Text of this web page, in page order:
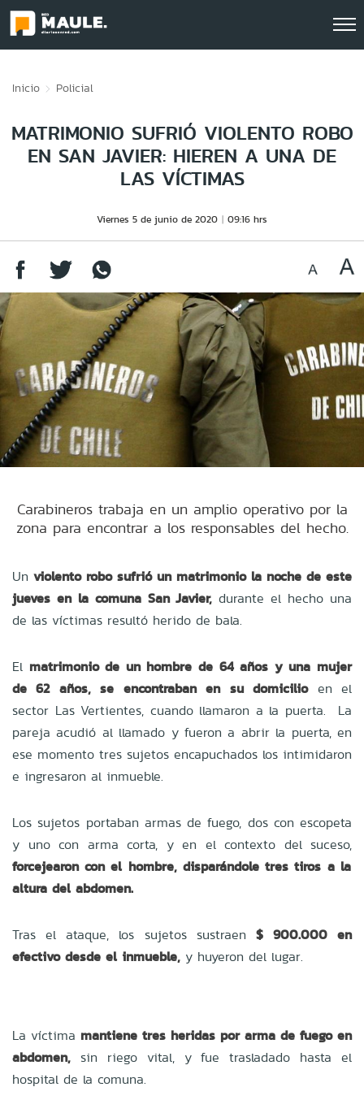
Inicio Policial
MATRIMONIO SUFRIÓ VIOLENTO ROBO
EN SAN JAVIER: HIEREN A UNA DE
LAS VÍCTIMAS
Viernes 5 de junio de 2020 09:16 hrs
Carabineros trabaja en un amplio operativo por la
zona para encontrar a los responsables del hecho.
Un violento robo sufrió un matrimonio la noche de este
jueves en la comuna San Javier, durante el hecho una
de las víctimas resultó herido de bala.
El matrimonio de un hombre de 64 años y una mujer
de 62 años, se encontraban en su domicilioen el
sector Las Vertientes, cuando llamaron a la puerta. La
pareja acudió al llamado y fueron a abrir la puerta, en
ese momento tres sujetos encapuchados los intimidaron
e ingresaron al inmueble.
Los sujetos portaban armas de fuego, dos con escopeta
y uno con arma corta, y en el contexto del suceso,
forcejearon con el hombre, disparándole tres tiros a la
altura del abdomen.
Tras el ataque, los sujetos sustraen $ 900.000 en
efectivo desde el inmueble, y huyeron del lugar.
La víctima mantiene tres heridas por arma de fuego en
abdomen, sin riego vital, y fue trasladado hasta el
hospital de la comuna.